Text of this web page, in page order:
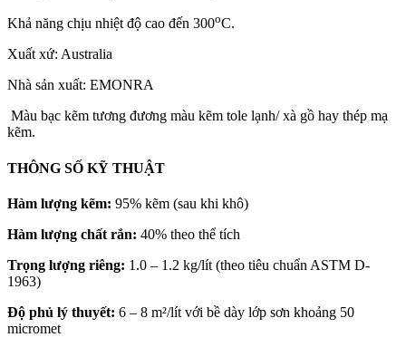
Khả năng chịu nhiệt độ cao đến 300oC.
Xuất xứ: Australia
Nhà sản xuất: EMONRA
Màu bạc kẽm tương đương màu kẽm tole lạnh/ xà gồ hay thép mạ
kẽm.
THÔNG SỐ KỸ THUẬT
Hàm lượng kẽm: 95% kẽm (sau khi khô)
Hàm lượng chất rắn: 40% theo thể tích
Trọng lượng riêng: 1.0 – 1.2 kg/lít (theo tiêu chuẩn ASTM D-
1963)
Độ phủ lý thuyết: 6 – 8 m²/lít với bề dày lớp sơn khoảng 50
micromet